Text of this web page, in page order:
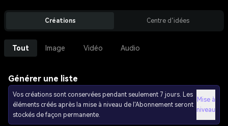
Créations Centre d’idées
Tout Image Vidéo Audio
Générer une liste
Vos créations sont conservées pendant seulement 7 jours. Les
éléments créés après la mise à niveau de l'Abonnement seront
stockés de façon permanente.
Mise à
niveau